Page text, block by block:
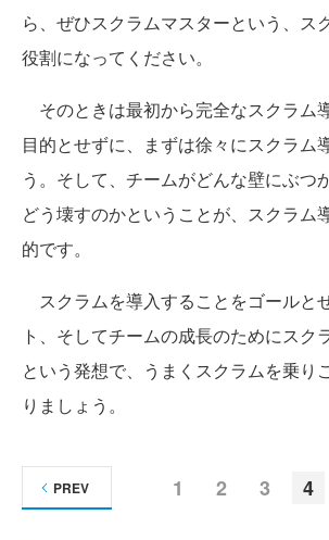
ら、ぜひスクラムマスターという、ス
役割になってください。
そのときは最初から完全なスクラム
目的とせずに、まずは徐々にスクラム
う。そして、チームがどんな壁にぶつ
どう壊すのかということが、スクラム
的です。
スクラムを導入することをゴールと
ト、そしてチームの成長のためにスク
という発想で、うまくスクラムを乗り
りましょう。
1 2 3 4
PREV